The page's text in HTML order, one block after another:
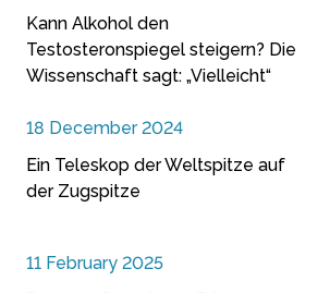
Kann Alkohol den
Testosteronspiegel steigern? Die
Wissenschaft sagt: „Vielleicht“
18 December 2024
Ein Teleskop der Weltspitze auf
der Zugspitze
11 February 2025